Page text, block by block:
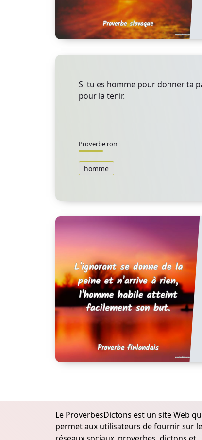
Si tu es homme pour donner ta
pour la tenir.
Proverbe rom
homme
Le ProverbesDictons est un site Web
permet aux utilisateurs de fournir sur